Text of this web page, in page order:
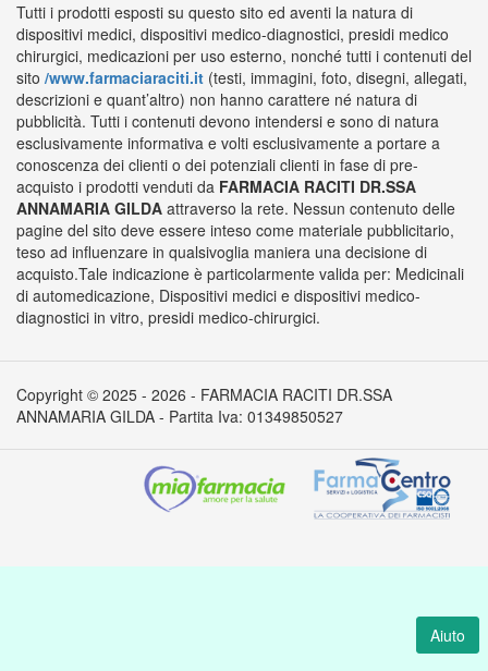
Tutti i prodotti esposti su questo sito ed aventi la natura di
dispositivi medici, dispositivi medico-diagnostici, presidi medico
chirurgici, medicazioni per uso esterno, nonché tutti i contenuti del
sito /www.farmaciaraciti.it (testi, immagini, foto, disegni, allegati,
descrizioni e quant’altro) non hanno carattere né natura di
pubblicità. Tutti i contenuti devono intendersi e sono di natura
esclusivamente informativa e volti esclusivamente a portare a
conoscenza dei clienti o dei potenziali clienti in fase di pre-
acquisto i prodotti venduti da FARMACIA RACITI DR.SSA
ANNAMARIA GILDA attraverso la rete. Nessun contenuto delle
pagine del sito deve essere inteso come materiale pubblicitario,
teso ad influenzare in qualsivoglia maniera una decisione di
acquisto.Tale indicazione è particolarmente valida per: Medicinali
di automedicazione, Dispositivi medici e dispositivi medico-
diagnostici in vitro, presidi medico-chirurgici.
Copyright © 2025 - 2026 - FARMACIA RACITI DR.SSA
ANNAMARIA GILDA - Partita Iva: 01349850527